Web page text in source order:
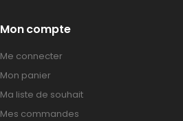
Mon compte
Me connecter
Mon panier
Ma liste de souhait
Mes commandes